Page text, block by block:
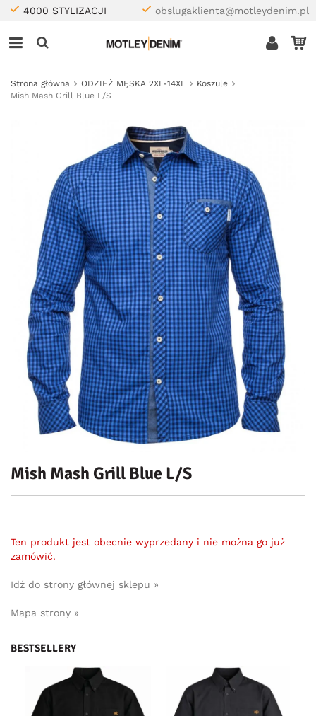
4000 STYLIZACJI obslugaklienta@motleydenim.pl
Strona główna ODZIEŻ MĘSKA 2XL-14XL
Koszule
Mish Mash Grill Blue L/S
Mish Mash Grill Blue L/S
Ten produkt jest obecnie wyprzedany i nie można go już
zamówić.
Idź do strony głównej sklepu »
Mapa strony »
BESTSELLERY